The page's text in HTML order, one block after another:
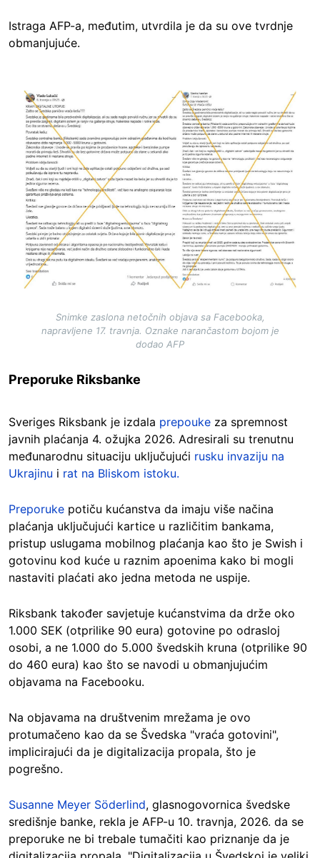
Istraga AFP-a, međutim, utvrdila je da su ove tvrdnje
obmanjujuće.
Image
Snimke zaslona netočnih objava sa Facebooka,
napravljene 17. travnja. Oznake narančastom bojom je
dodao AFP
Preporuke Riksbanke
Sveriges Riksbank je izdala prepouke za spremnost
javnih plaćanja 4. ožujka 2026. Adresirali su trenutnu
međunarodnu situaciju uključujući rusku invaziju na
Ukrajinu i rat na Bliskom istoku.
Preporuke potiču kućanstva da imaju više načina
plaćanja uključujući kartice u različitim bankama,
pristup uslugama mobilnog plaćanja kao što je Swish i
gotovinu kod kuće u raznim apoenima kako bi mogli
nastaviti plaćati ako jedna metoda ne uspije.
Riksbank također savjetuje kućanstvima da drže oko
1.000 SEK (otprilike 90 eura) gotovine po odrasloj
osobi, a ne 1.000 do 5.000 švedskih kruna (otprilike 90
do 460 eura) kao što se navodi u obmanjujućim
objavama na Facebooku.
Na objavama na društvenim mrežama je ovo
protumačeno kao da se Švedska "vraća gotovini",
implicirajući da je digitalizacija propala, što je
pogrešno.
Susanne Meyer Söderlind, glasnogovornica švedske
središnje banke, rekla je AFP-u 10. travnja, 2026. da se
preporuke ne bi trebale tumačiti kao priznanje da je